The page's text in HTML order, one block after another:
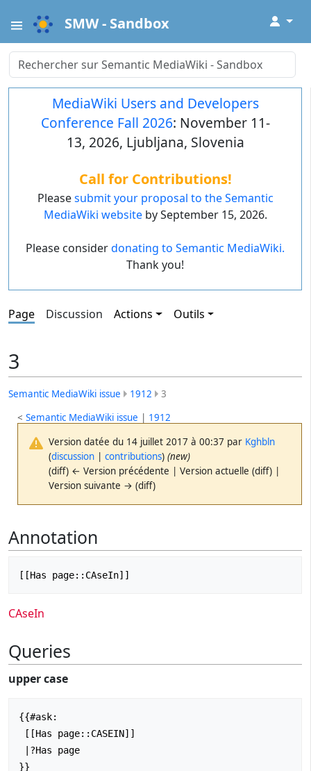
SMW - Sandbox ↓
MediaWiki Users and Developers
Conference Fall 2026: November 11-
13, 2026, Ljubljana, Slovenia
Call for Contributions!
Pleasesubmit your proposal to the Semantic
MediaWiki websiteby September 15, 2026.
Please considerdonating to Semantic MediaWiki.
Thank you!
Page Discussion Actions Outils
3
Semantic MediaWiki issue 1912
3
<Semantic MediaWiki issue
1912
Version datée du 14 juillet 2017 à 00:37 par Kghbln
(discussion |contributions) (new)
(diff) ← Version précédente | Version actuelle (diff) |
Version suivante → (diff)
Annotation
CAseIn
Queries
upper case
{{#ask: